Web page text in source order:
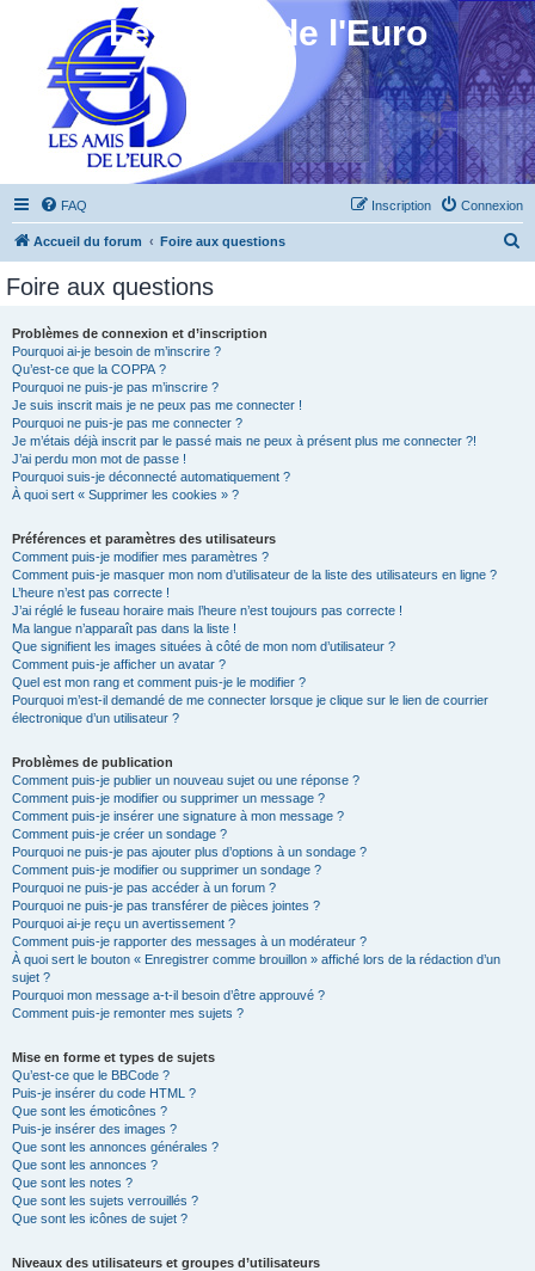
Les Amis de l'Euro
FAQ Connexion
Inscription
Accueil du forum Foire aux questions
Foire aux questions
Problèmes de connexion et d’inscription
Pourquoi ai-je besoin de m’inscrire ?
Qu’est-ce que la COPPA ?
Pourquoi ne puis-je pas m’inscrire ?
Je suis inscrit mais je ne peux pas me connecter !
Pourquoi ne puis-je pas me connecter ?
Je m’étais déjà inscrit par le passé mais ne peux à présent plus me connecter ?!
J’ai perdu mon mot de passe !
Pourquoi suis-je déconnecté automatiquement ?
À quoi sert « Supprimer les cookies » ?
Préférences et paramètres des utilisateurs
Comment puis-je modifier mes paramètres ?
Comment puis-je masquer mon nom d’utilisateur de la liste des utilisateurs en ligne ?
L’heure n’est pas correcte !
J’ai réglé le fuseau horaire mais l’heure n’est toujours pas correcte !
Ma langue n’apparaît pas dans la liste !
Que signifient les images situées à côté de mon nom d’utilisateur ?
Comment puis-je afficher un avatar ?
Quel est mon rang et comment puis-je le modifier ?
Pourquoi m’est-il demandé de me connecter lorsque je clique sur le lien de courrier
électronique d’un utilisateur ?
Problèmes de publication
Comment puis-je publier un nouveau sujet ou une réponse ?
Comment puis-je modifier ou supprimer un message ?
Comment puis-je insérer une signature à mon message ?
Comment puis-je créer un sondage ?
Pourquoi ne puis-je pas ajouter plus d’options à un sondage ?
Comment puis-je modifier ou supprimer un sondage ?
Pourquoi ne puis-je pas accéder à un forum ?
Pourquoi ne puis-je pas transférer de pièces jointes ?
Pourquoi ai-je reçu un avertissement ?
Comment puis-je rapporter des messages à un modérateur ?
À quoi sert le bouton « Enregistrer comme brouillon » affiché lors de la rédaction d’un
sujet ?
Pourquoi mon message a-t-il besoin d’être approuvé ?
Comment puis-je remonter mes sujets ?
Mise en forme et types de sujets
Qu’est-ce que le BBCode ?
Puis-je insérer du code HTML ?
Que sont les émoticônes ?
Puis-je insérer des images ?
Que sont les annonces générales ?
Que sont les annonces ?
Que sont les notes ?
Que sont les sujets verrouillés ?
Que sont les icônes de sujet ?
Niveaux des utilisateurs et groupes d’utilisateurs